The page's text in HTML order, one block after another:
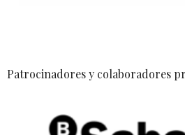
Patrocinadores y colaboradores